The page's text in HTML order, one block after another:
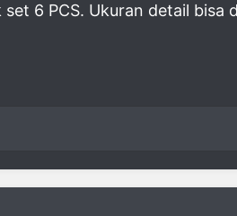
6 PCS. Ukuran detail bisa